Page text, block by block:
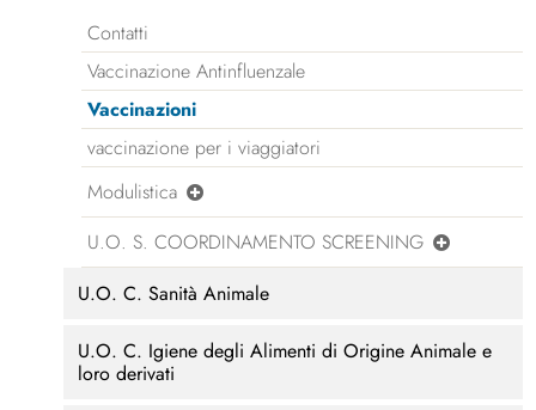
Contatti
Vaccinazione Antinfluenzale
Vaccinazioni
vaccinazione per i viaggiatori
Modulistica
U.O. S. COORDINAMENTO SCREENING
U.O. C. Sanità Animale
U.O. C. Igiene degli Alimenti di Origine Animale e
loro derivati